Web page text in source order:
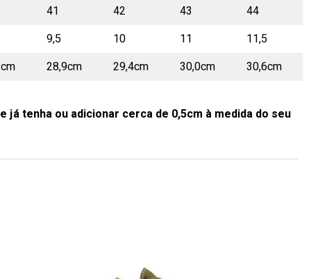
41 42 43
44
9,5
10 11
11,5
28,9cm 29,4cm 30,0cm 30,6cm
tenha ou adicionar cerca de 0,5cm à medida do seu